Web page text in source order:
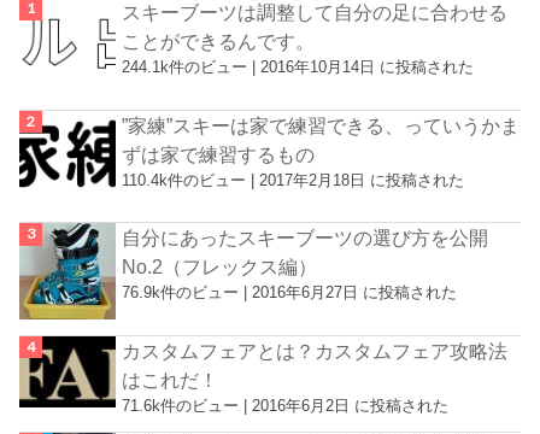
スキーブーツは調整して自分の足に合わせる
ことができるんです。
244.1k件のビュー |2016年10月14日 に投稿された
”家練”スキーは家で練習できる、っていうかま
ずは家で練習するもの
110.4k件のビュー 2017年2月18日 に投稿された
自分にあったスキーブーツの選び方を公開
No.2（フレックス編）
76.9k件のビュー |2016年6月27日 に投稿された
カスタムフェアとは？カスタムフェア攻略法
はこれだ！
71.6k件のビュー | 2016年6月2日 に投稿された